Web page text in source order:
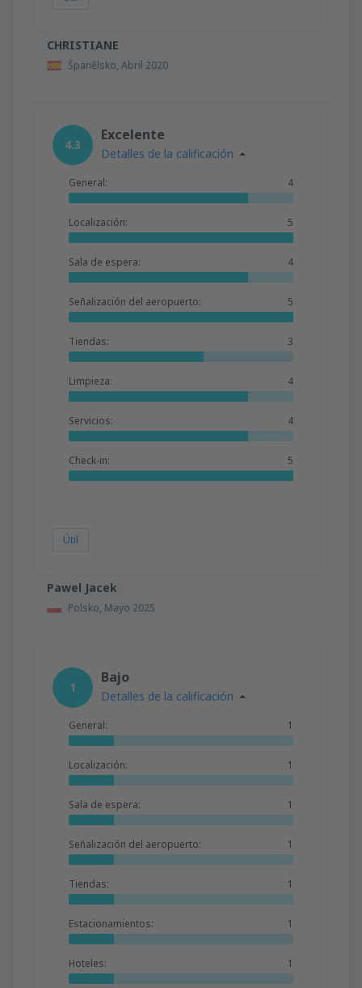
CHRISTIANE
Španělsko, Abril 2020
Pawel Jacek
Polsko, Mayo 2025
4.3
Excelente
Detalles de la calificación
General: 4
Localización: 5
Sala de espera: 4
Señalización del aeropuerto: 5
Tiendas: 3
Limpieza: 4
Servicios: 4
Check-in: 5
Útil
1
Bajo
Detalles de la calificación
General: 1
Localización: 1
Sala de espera: 1
Señalización del aeropuerto: 1
Tiendas: 1
Estacionamientos: 1
Hoteles: 1